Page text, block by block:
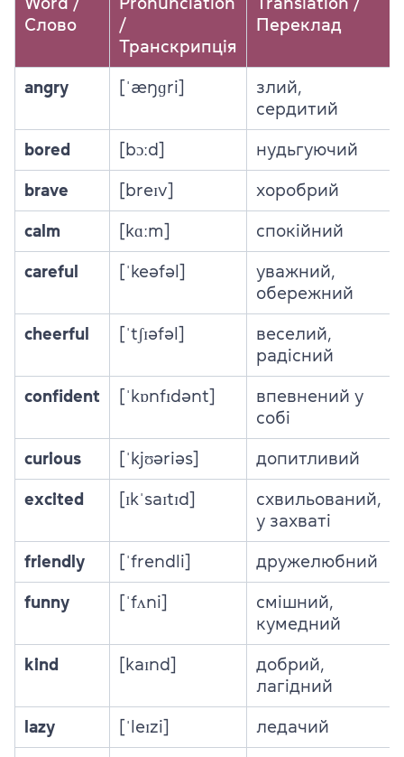
Слово
/
Транскрипція
Переклад
angry [ˈæŋɡri]
злий,
сердитий
bored [bɔːd] нудьгуючий
brave [breɪv] хоробрий
calm [kɑːm] спокійний
careful [ˈkeəfəl]
уважний,
обережний
cheerful [ˈtʃɪəfəl]
веселий,
радісний
confident [ˈkɒnfɪdənt]
впевнений у
собі
curious [ˈkjʊəriəs] допитливий
excited [ɪkˈsaɪtɪd]
схвильований,
у захваті
friendly [ˈfrendli] дружелюбний
funny [ˈfʌni]
смішний,
кумедний
kind [kaɪnd]
добрий,
лагідний
lazy [ˈleɪzi] ледачий